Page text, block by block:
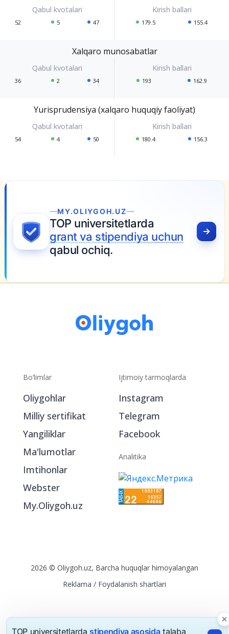
52 5 47 179.5 155.4
Xalqaro munosabatlar
36 2 34 193 162.9
Yurisprudensiya (xalqaro huquqiy faoliyat)
54 4 50 180.4 156.3
uchun
Bo‘limlar
Oliygohlar
Imtihonlar
Ijtimoiy tarmoqlarda
Telegram
Facebook
Analitika
Reklama/Foydalanish shartlari
TOP universitetlarda stipendiya asosidatalaba